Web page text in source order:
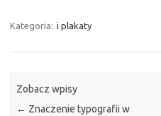
Kategoria: i plakaty
Zobacz wpisy
← Znaczenie typografii w